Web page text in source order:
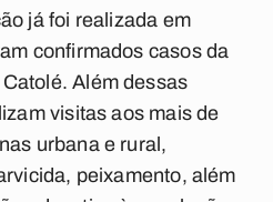
já foi realizada em
confirmados casos da
Além dessas
visitas aos mais de
urbana e rural,
peixamento, além